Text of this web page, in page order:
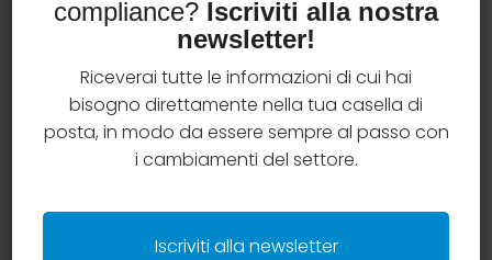
Richiedi una consulenza
gratuita
Hai qualche dubbio in materia di compliance
assicurativa?
AssiCompliance e ottieni chiarimenti operativi
su una tematica specifica.
compliance? Iscriviti alla nostra
newsletter!
Riceverai tutte le informazioni di cui hai
bisogno direttamente nella tua casella di
posta, in modo da essere sempre al passo con
i cambiamenti del settore.
Iscriviti alla newsletter